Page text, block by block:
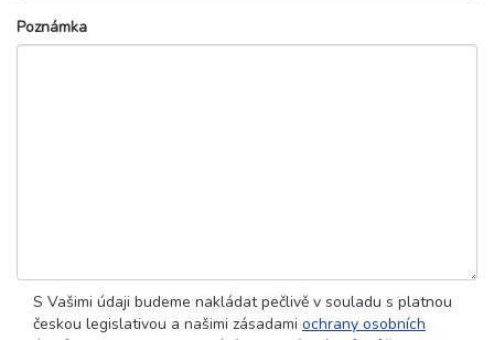
Poznámka
S Vašimi údaji budeme nakládat pečlivě v souladu s platnou
českou legislativou a našimi zásadami ochrany osobních